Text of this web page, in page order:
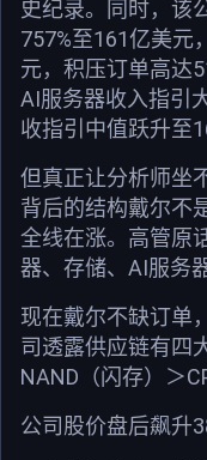
史纪录。同时，该
757%至161亿美元
元，积压订单高达
AI服务器收入指引
收指引中值跃升至
但真正让分析师坐
背后的结构戴尔不
全线在涨。高管原
器、存储、AI服务
现在戴尔不缺订单
司透露供应链有四
NAND（闪存）＞
公司股价盘后飙升